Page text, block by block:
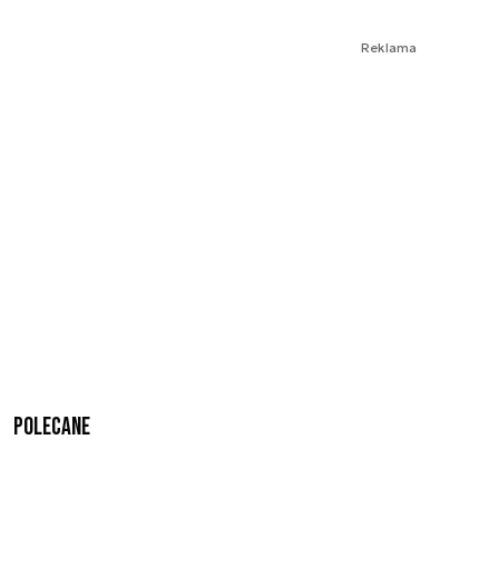
Reklama
Polecane